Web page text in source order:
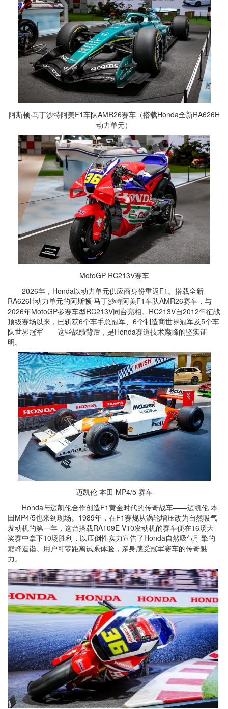
阿斯顿·马丁沙特阿美F1车队AMR26赛车（搭载Honda全新RA626H
动力单元）
MotoGP RC213V赛车
2026年，Honda以动力单元供应商身份重返F1。 搭载全新
RA626H动力单元的阿斯顿·马丁沙特阿美F1车队AMR26赛车，与
2026年MotoGP参赛车型RC213V同台亮相。RC213V自2012年征战
顶级赛场以来，已斩获6个车手总冠军、6个制造商世界冠军及5个车
队世界冠军——这些战绩背后，是Honda赛道技术巅峰的坚实证
明。
迈凯伦 本田 MP4/5 赛车
Honda与迈凯伦合作创造F1黄金时代的传奇战车——迈凯伦 本
田MP4/5也来到现场。1989年，在F1赛规从涡轮增压改为自然吸气
发动机的第一年，这台搭载RA109E V10发动机的赛车便在16场大
奖赛中拿下10场胜利，以压倒性实力宣告了Honda自然吸气引擎的
巅峰造诣。用户可零距离试乘体验，亲身感受冠军赛车的传奇魅
力。